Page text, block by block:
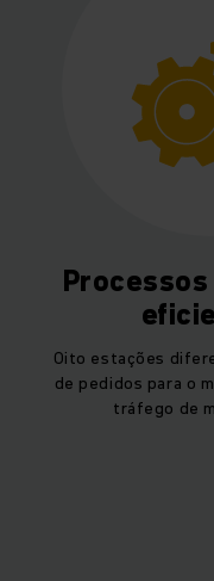
Oito estações
de pedidos para o
tráfego de